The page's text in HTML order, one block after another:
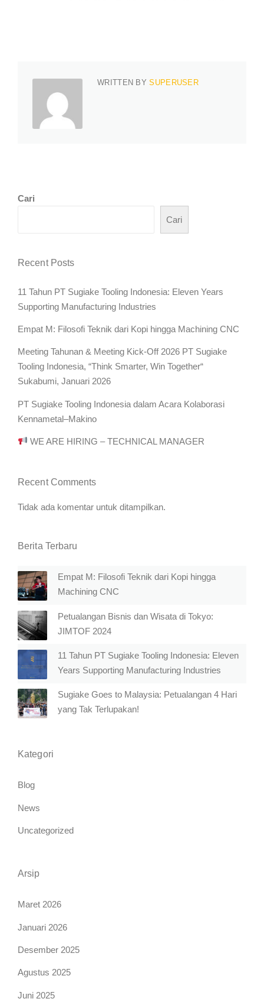
WRITTEN BYSUPERUSER
Cari
Cari
Recent Posts
11 Tahun PT Sugiake Tooling Indonesia: Eleven Years
Supporting Manufacturing Industries
Empat M: Filosofi Teknik dari Kopi hingga Machining CNC
Meeting Tahunan & Meeting Kick-Off 2026 PT Sugiake
Tooling Indonesia, “Think Smarter, Win Together“
Sukabumi, Januari 2026
PT Sugiake Tooling Indonesia dalam Acara Kolaborasi
Kennametal–Makino
WE ARE HIRING – TECHNICAL MANAGER
Recent Comments
Tidak ada komentar untuk ditampilkan.
Berita Terbaru
Empat M: Filosofi Teknik dari Kopi hingga
Machining CNC
Petualangan Bisnis dan Wisata di Tokyo:
JIMTOF 2024
11 Tahun PT Sugiake Tooling Indonesia: Eleven
Years Supporting Manufacturing Industries
Sugiake Goes to Malaysia: Petualangan 4 Hari
yang Tak Terlupakan!
Kategori
Blog
News
Uncategorized
Arsip
Maret 2026
Januari 2026
Desember 2025
Agustus 2025
Juni 2025